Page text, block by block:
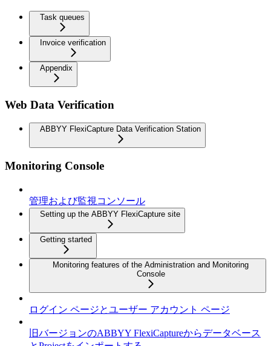
Task queues
Invoice verification
Appendix
Web Data Verification
ABBYY FlexiCapture Data Verification Station
Monitoring Console
管理および監視コンソール
Setting up the ABBYY FlexiCapture site
Getting started
Monitoring features of the Administration and Monitoring
Console
ログイン ページとユーザー アカウント ページ
旧バージョンのABBYY FlexiCaptureからデータベース